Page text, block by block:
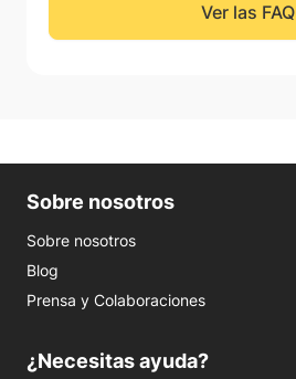
Ver las FAQ
Sobre nosotros
Sobre nosotros
Blog
Prensa y Colaboraciones
¿Necesitas ayuda?